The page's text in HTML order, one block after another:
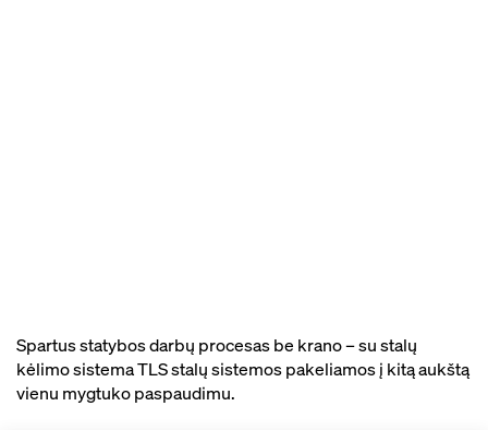
Spartus statybos darbų procesas be krano – su stalų
kėlimo sistema TLS stalų sistemos pakeliamos į kitą aukštą
vienu mygtuko paspaudimu.